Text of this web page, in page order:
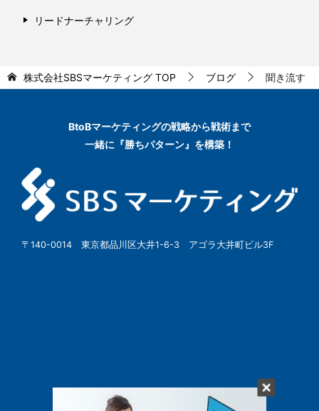
リードナーチャリング
株式会社SBSマーケティング TOP ブログ 聞き流す
BtoBマーケティングの戦略から戦術まで
一緒に『勝ちパターン』を構築！
〒140-0014 東京都品川区大井1-6-3 アゴラ大井町ビル3F